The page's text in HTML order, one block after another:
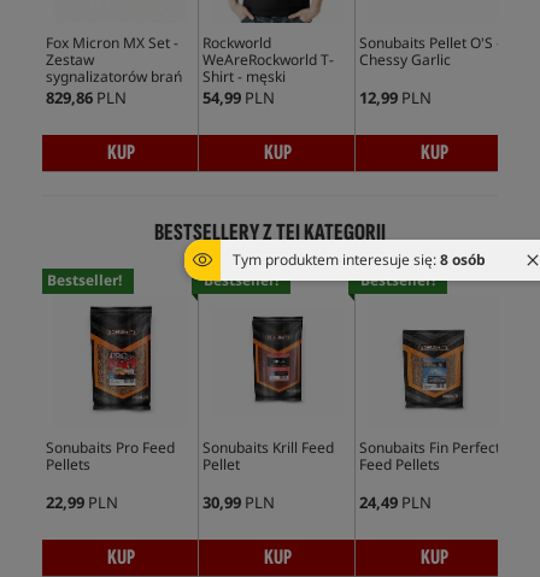
Tym produktem interesuje się:8 osób
Fox Micron MX Set -
Zestaw
sygnalizatorów brań
829,86 PLN
KUP
Rockworld
WeAreRockworld T-
Shirt - męski
54,99 PLN
KUP
Sonubaits Pellet O'S -
Chessy Garlic
12,99 PLN
KUP
BESTSELLERY Z TEJ KATEGORII
Bestseller!
Sonubaits Pro Feed
Pellets
22,99 PLN
KUP
Bestseller!
Sonubaits Krill Feed
Pellet
30,99 PLN
KUP
Bestseller!
Sonubaits Fin Perfect
Feed Pellets
24,49 PLN
KUP